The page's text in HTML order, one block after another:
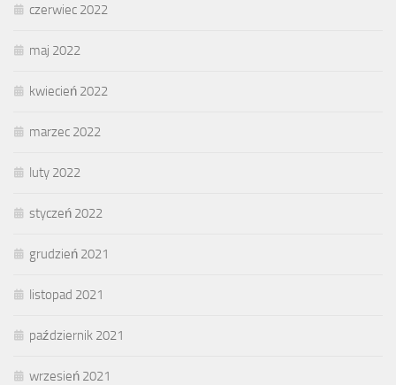
czerwiec 2022
maj 2022
kwiecień 2022
marzec 2022
luty 2022
styczeń 2022
grudzień 2021
listopad 2021
październik 2021
wrzesień 2021